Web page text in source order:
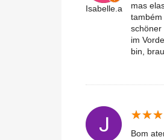
Isabelle.a
mas
schöner
im
bin,
★★★
★★★
Bom